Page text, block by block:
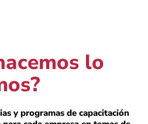
lo
y programas de capacitación